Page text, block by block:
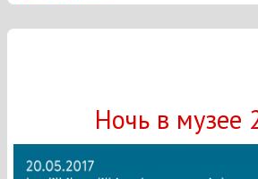
Ночь в музее